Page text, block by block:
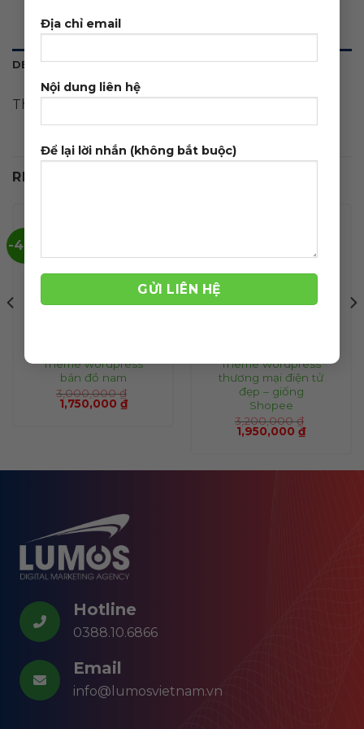
Địa chỉ email
Nội dung liên hệ
Để lại lời nhắn (không bắt buộc)
DESCRIPTION
Theme wordpress bán quần áo giống coolmate
RELATED PRODUCTS
-42%
Theme wordpress
bán đồ nam
3,000,000₫
1,750,000 ₫
Theme wordpress
thương mại điện tử
đẹp – giống
Shopee
3,200,000₫
1,950,000 ₫
Hotline
0388.10.6866
Email
info@lumosvietnam.vn